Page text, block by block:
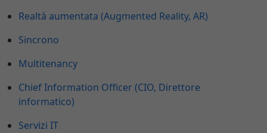
Realtà aumentata (Augmented Reality, AR)
Sincrono
Multitenancy
Chief Information Officer (CIO, Direttore
informatico)
Servizi IT